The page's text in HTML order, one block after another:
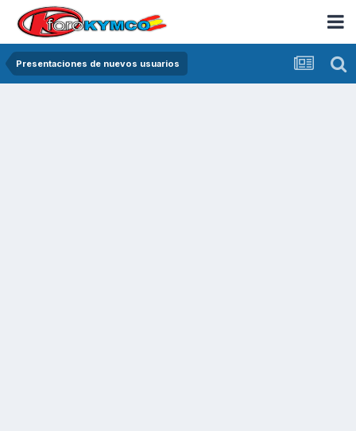
Presentaciones de nuevos usuarios